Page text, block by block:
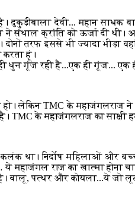
देवी... महान साधक
संथाल क्रांति को ऊर्जा दी
तरफ इससे भी ज्यादा
हूं।
रही है...एक ही गूंज... एक ही
लेकिन TMC के महाजंगलराज
के महाजंगलराज का साक्षी
था। निर्दोष महिलाओं और
राज का खात्मा होना
बालू, पत्थर और कोयला...ये जो